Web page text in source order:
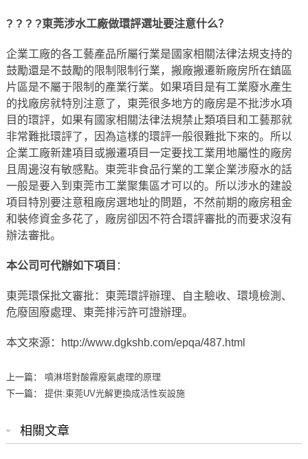
? ? ? ?東莞涉水工廠做環評選址要注意什么？
企業工廠的各工藝產品所屬行業是國家相關法律法規支持的
鼓勵還是不鼓勵的限制限制行業，搬廠搬遷新廠房所在鎮區
片區是不屬于限制的產業行業。如果項目是有工業廢水產生
的找廠房就特別注意了，東莞很多地方的廠房是不批涉水項
目的環評，如果有國家相關法律法規禁止類項目和工藝那就
非常難批環評了，因為這樣的環評一般很難批下來的。所以
企業工廠新建項目或搬遷項目一定要找工業用地屬性的廠房
且周邊沒有敏感點。東莞非食品行業的工業企業涉廢水的話
一般是要入到東莞市工業聚集區才可以的。所以涉水的建設
項目特別要注意租廠房選地址的問題，不然前期的廠房租金
和裝修資金多花了，廠房卻因不符合環評審批的而要求沒有
辦法審批。
本公司可代辦如下項目 ：
東莞環保批文審批： 東莞環評辦理、自主驗收、環境檢測、
危廢固廢處理、 東莞排污許可證辦理。
本文來源： http://www.dgkshb.com/epqa/487.html
上一篇： 噴淋塔對酸霧廢氣處理的原理
下一篇： 提供:東莞UV光解更換成活性炭設施
相關文章